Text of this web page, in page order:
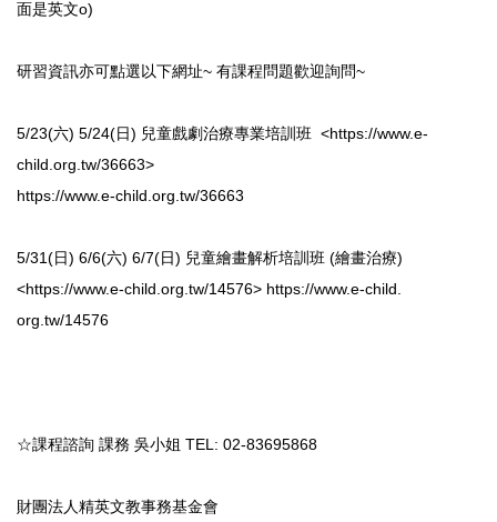
面是英文o)
研習資訊亦可點選以下網址~ 有課程問題歡迎詢問~
5/23(六) 5/24(日) 兒童戲劇治療專業培訓班 <https://www.e-
child.org.tw/36663>
https://www.e-child.org.tw/36663
5/31(日) 6/6(六) 6/7(日) 兒童繪畫解析培訓班 (繪畫治療)
<https://www.e-child.org.tw/14576> https://www.e-child.
org.tw/14576
☆課程諮詢 課務 吳小姐 TEL: 02-83695868
財團法人精英文教事務基金會